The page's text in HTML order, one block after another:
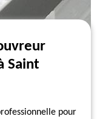
Saint
pour